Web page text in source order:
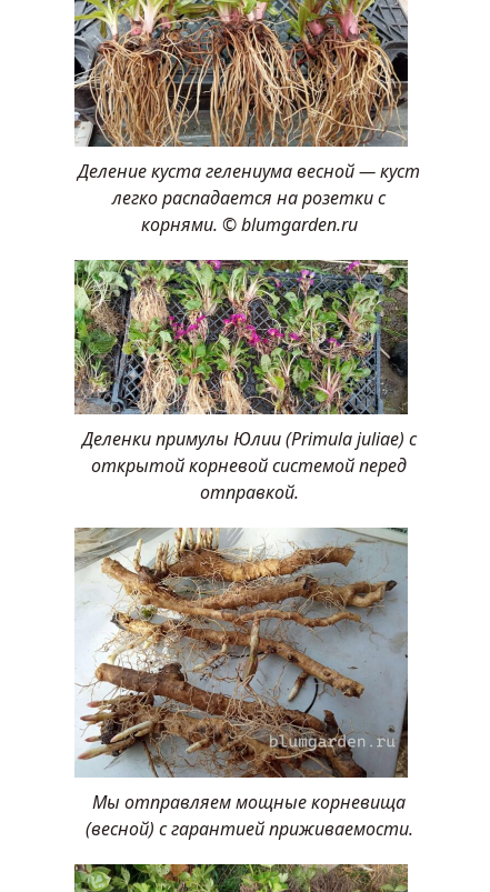
Деление куста гелениума весной — куст
легко распадается на розетки с
корнями. © blumgarden.ru
Деленки примулы Юлии (Primula juliae) с
открытой корневой системой перед
отправкой.
Мы отправляем мощные корневища
(весной) с гарантией приживаемости.